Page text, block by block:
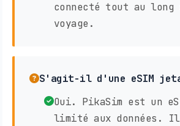
connecté tout au long
voyage.
S'agit-il d'une eSIM
Oui. PikaSim est un
limité aux données. Il